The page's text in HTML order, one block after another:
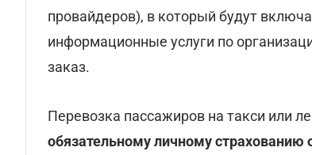
провайдеров), в который будут
информационные услуги по
заказ.
Перевозка пассажиров на такси или
обязательному личному страхованию